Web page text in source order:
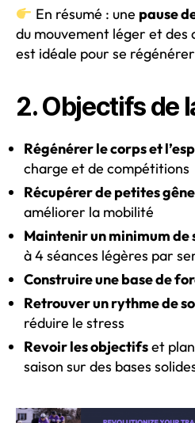
En résumé : une pause
du mouvement léger et
est idéale pour se
2. Objectifs de
Régénérer le corps et
charge et de compétitions
Récupérer de petites
améliorer la mobilité
Maintenir un minimum
à 4 séances légères par
Construire une base de
Retrouver un rythme de
réduire le stress
Revoir les objectifset
saison sur des bases